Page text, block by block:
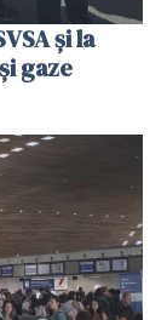
și la
gaze